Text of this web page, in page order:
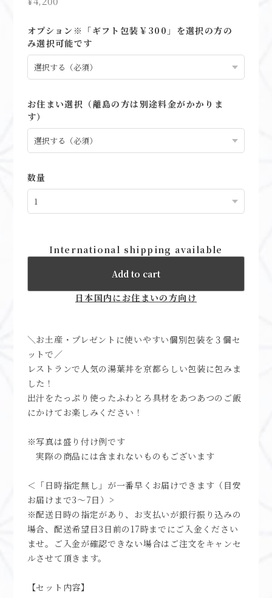
オプション※「ギフト包装￥300」を選択の方の
み選択可能です
お住まい選択（離島の方は別途料金がかかりま
す）
数量
International shipping available
Add to cart
日本国内にお住まいの方向け
＼お土産・プレゼントに使いやすい個別包装を３個セ
ットで／
レストランで人気の湯葉丼を京都らしい包装に包みま
した！
出汁をたっぷり使ったふわとろ具材をあつあつのご飯
にかけてお楽しみください！
※写真は盛り付け例です
実際の商品には含まれないものもございます
＜「日時指定無し」が一番早くお届けできます（目安
お届けまで3～7日）>
※配送日時の指定があり、お支払いが銀行振り込みの
場合、配送希望日3日前の17時までにご入金ください
ませ。ご入金が確認できない場合はご注文をキャンセ
ルさせて頂きます。
【セット内容】